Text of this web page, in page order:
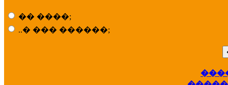
�� ����;
..� ��� ������;